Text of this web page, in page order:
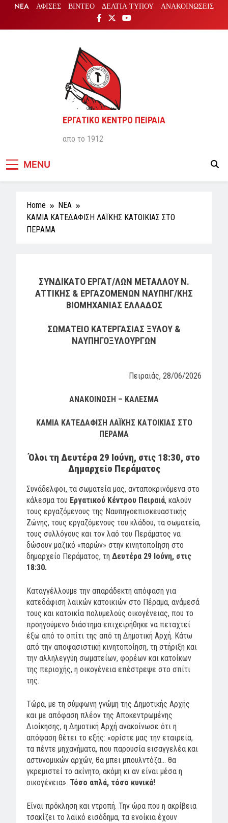
content
NEA ΑΦΙΣΕΣ ΒΙΝΤΕΟ ΔΕΛΤΙΑ ΤΥΠΟΥ ΑΝΑΚΟΙΝΩΣΕΙΣ
ΕΡΓΑΤΙΚΟ ΚΕΝΤΡΟ ΠΕΙΡΑΙΑ
απο το 1912
MENU
Home
NEA
ΚΑΜΙΑ ΚΑΤΕΔΑΦΙΣΗ ΛΑΪΚΗΣ ΚΑΤΟΙΚΙΑΣ ΣΤΟ
ΠΕΡΑΜΑ
ΣΥΝΔΙΚΑΤΟ ΕΡΓΑΤ/ΛΩΝ ΜΕΤΑΛΛΟΥ Ν.
ΑΤΤΙΚΗΣ & ΕΡΓΑΖΟΜΕΝΩΝ ΝΑΥΠΗΓ/ΚΗΣ
ΒΙΟΜΗΧΑΝΙΑΣ ΕΛΛΑΔΟΣ
ΣΩΜΑΤΕΙΟ ΚΑΤΕΡΓΑΣΙΑΣ ΞΥΛΟΥ &
ΝΑΥΠΗΓΟΞΥΛΟΥΡΓΩΝ
Πειραιάς, 28/06/2026
ΑΝΑΚΟΙΝΩΣΗ – ΚΑΛΕΣΜΑ
ΚΑΜΙΑ ΚΑΤΕΔΑΦΙΣΗ ΛΑΪΚΗΣ ΚΑΤΟΙΚΙΑΣ ΣΤΟ
ΠΕΡΑΜΑ
Όλοι τη Δευτέρα 29 Ιούνη, στις 18:30, στο
Δημαρχείο Περάματος
Συνάδελφοι, τα σωματεία μας, ανταποκρινόμενα στο
κάλεσμα του Εργατικού Κέντρου Πειραιά, καλούν
τους εργαζόμενους της Ναυπηγοεπισκευαστικής
Ζώνης, τους εργαζόμενους του κλάδου, τα σωματεία,
τους συλλόγους και τον λαό του Περάματος να
δώσουν μαζικό «παρών» στην κινητοποίηση στο
δημαρχείο Περάματος, τη Δευτέρα 29 Ιούνη, στις
18:30.
Καταγγέλλουμε την απαράδεκτη απόφαση για
κατεδάφιση λαϊκών κατοικιών στο Πέραμα, ανάμεσά
τους και κατοικία πολυμελούς οικογένειας, που το
προηγούμενο διάστημα επιχειρήθηκε να πεταχτεί
έξω από το σπίτι της από τη Δημοτική Αρχή. Κάτω
από την αποφασιστική κινητοποίηση, τη στήριξη και
την αλληλεγγύη σωματείων, φορέων και κατοίκων
της περιοχής, η οικογένεια επέστρεψε στο σπίτι
της.
Τώρα, με τη σύμφωνη γνώμη της Δημοτικής Αρχής
και με απόφαση πλέον της Αποκεντρωμένης
Διοίκησης, η Δημοτική Αρχή ανακοίνωσε ότι η
απόφαση θέτει το εξής: «ορίστε μας την εταιρεία,
τα πέντε μηχανήματα, που παρουσία εισαγγελέα και
αστυνομικών αρχών, θα μπει μπουλντόζα… θα
γκρεμιστεί το ακίνητο, ακόμη κι αν είναι μέσα η
οικογένεια». Τόσο απλά, τόσο κυνικά!
Είναι πρόκληση και ντροπή. Την ώρα που η ακρίβεια
τσακίζει το λαϊκό εισόδημα, τα ενοίκια έχουν